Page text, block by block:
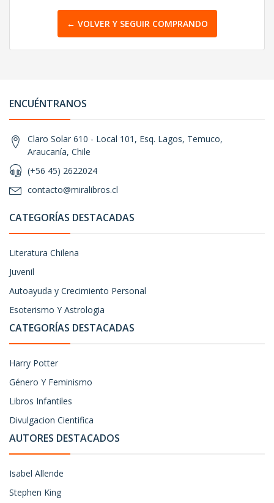
← VOLVER Y SEGUIR COMPRANDO
ENCUÉNTRANOS
Claro Solar 610 - Local 101, Esq. Lagos, Temuco,
Araucanía, Chile
(+56 45) 2622024
contacto@miralibros.cl
CATEGORÍAS DESTACADAS
Literatura Chilena
Juvenil
Autoayuda y Crecimiento Personal
Esoterismo Y Astrologia
CATEGORÍAS DESTACADAS
Harry Potter
Género Y Feminismo
Libros Infantiles
Divulgacion Cientifica
AUTORES DESTACADOS
Isabel Allende
Stephen King